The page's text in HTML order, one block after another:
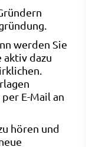
werden Sie
aktiv dazu
E-Mail an
hören und